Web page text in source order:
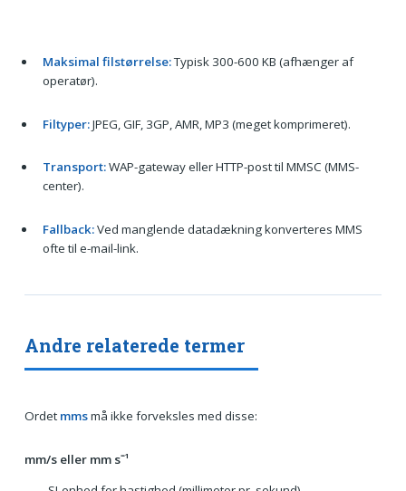
Maksimal filstørrelse:Typisk 300-600 KB (afhænger af
operatør).
Filtyper:JPEG, GIF, 3GP, AMR, MP3 (meget komprimeret).
Transport:WAP-gateway eller HTTP-post til MMSC (MMS-
center).
Fallback:Ved manglende datadækning konverteres MMS
ofte til e-mail-link.
Andre relaterede termer
Ordet mmsmå ikke forveksles med disse:
mm/s eller mm s⁻¹